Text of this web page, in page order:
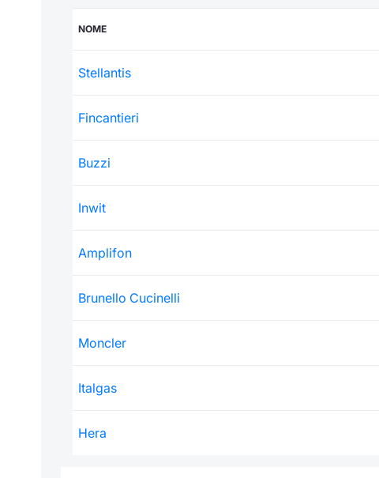
NOME
Stellantis
Fincantieri
Buzzi
Inwit
Amplifon
Brunello Cucinelli
Moncler
Italgas
Hera